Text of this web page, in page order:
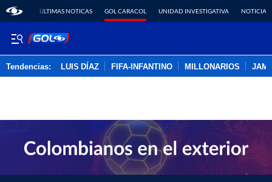
ÚLTIMAS NOTICAS GOL CARACOL UNIDAD INVESTIGATIVA NOTICIAS
Tendencias: LUIS DÍAZ FIFA-INFANTINO MILLONARIOS